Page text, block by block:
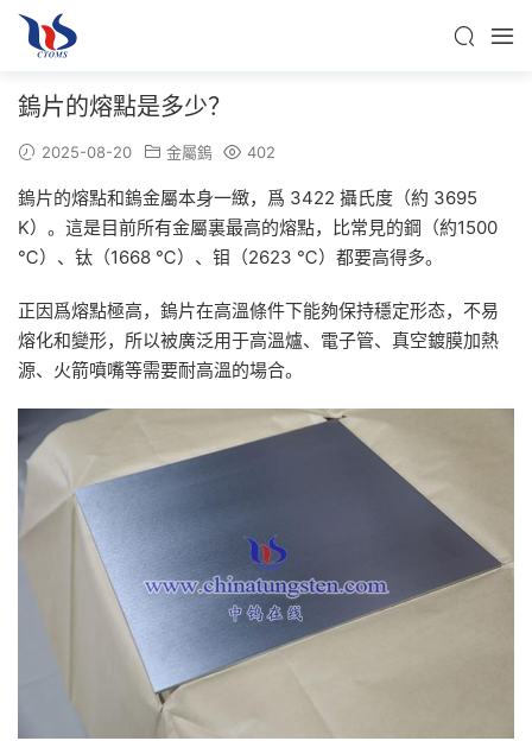
鎢片的熔點是多少？
2025-08-20 金屬鎢 402
鎢片的熔點和鎢金屬本身一緻，爲 3422 攝氏度（約 3695
K）。這是目前所有金屬裏最高的熔點，比常見的鋼（約1500
℃）、钛（1668 ℃）、钼（2623 ℃）都要高得多。
正因爲熔點極高，鎢片在高溫條件下能夠保持穩定形态，不易
熔化和變形，所以被廣泛用于高溫爐、電子管、真空鍍膜加熱
源、火箭噴嘴等需要耐高溫的場合。